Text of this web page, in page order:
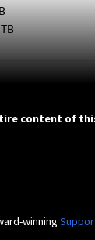
content of
winning